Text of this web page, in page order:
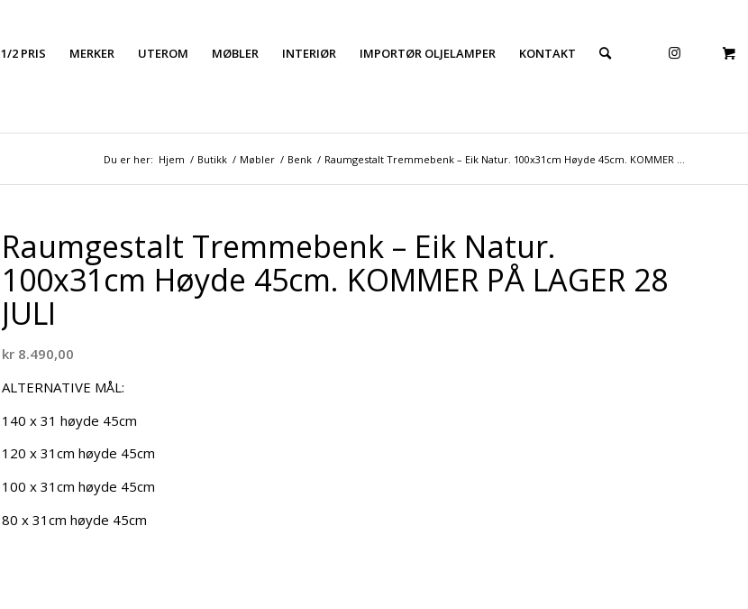
1/2 PRIS MERKER UTEROM MØBLER INTERIØR IMPORTØR OLJELAMPER KONTAKT
Du er her: Hjem / Butikk / Møbler / Benk / Raumgestalt Tremmebenk – Eik Natur. 100x31cm Høyde 45cm. KOMMER ...
Raumgestalt Tremmebenk – Eik Natur.
100x31cm Høyde 45cm. KOMMER PÅ LAGER 28
JULI
kr 8.490,00
ALTERNATIVE MÅL:
140 x 31 høyde 45cm
120 x 31cm høyde 45cm
100 x 31cm høyde 45cm
80 x 31cm høyde 45cm